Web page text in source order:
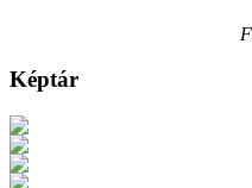
Képtár